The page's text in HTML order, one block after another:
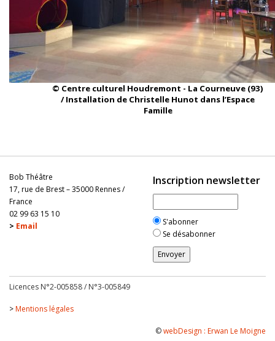
© Centre culturel Houdremont - La Courneuve (93)
/ Installation de Christelle Hunot dans l’Espace
Famille
Bob Théâtre
17, rue de Brest – 35000 Rennes /
France
02 99 63 15 10
> Email
Inscription newsletter
S'abonner
Se désabonner
Licences N°2-005858 / N°3-005849
>Mentions légales
©webDesign : Erwan Le Moigne